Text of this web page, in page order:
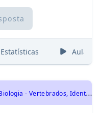
Estatísticas Aulas
U
NICENTRO 2011 - Biologia - Vertebrados, Identidade dos seres vivos